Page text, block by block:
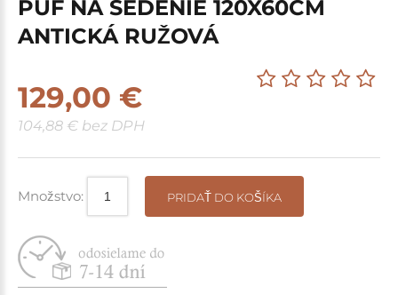
PUF NA SEDENIE 120X60CM
ANTICKÁ RUŽOVÁ
129,00 €
104,88 € bez DPH
Množstvo: PRIDAŤ DO KOŠÍKA